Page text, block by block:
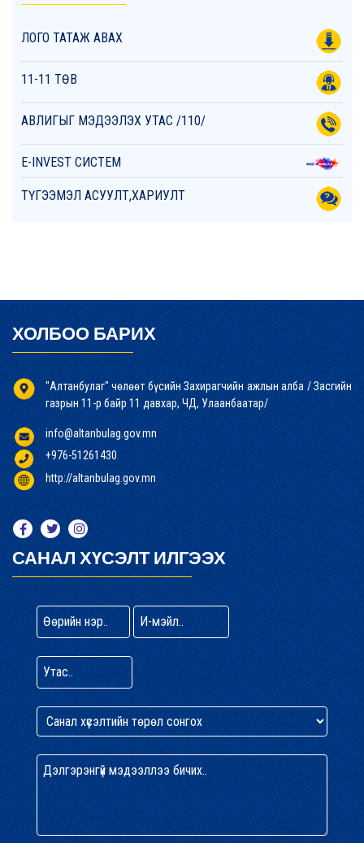
ЛОГО ТАТАЖ АВАХ
11-11 ТӨВ
АВЛИГЫГ МЭДЭЭЛЭХ УТАС /110/
E-INVEST СИСТЕМ
ТҮГЭЭМЭЛ АСУУЛТ,ХАРИУЛТ
ХОЛБОО БАРИХ
"Алтанбулаг" чөлөөт бүсийн Захирагчийн ажлын алба / Засгийн
газрын 11-р байр 11 давхар, ЧД, Улаанбаатар/
info@altanbulag.gov.mn
+976-51261430
http://altanbulag.gov.mn
САНАЛ ХҮСЭЛТ ИЛГЭЭХ